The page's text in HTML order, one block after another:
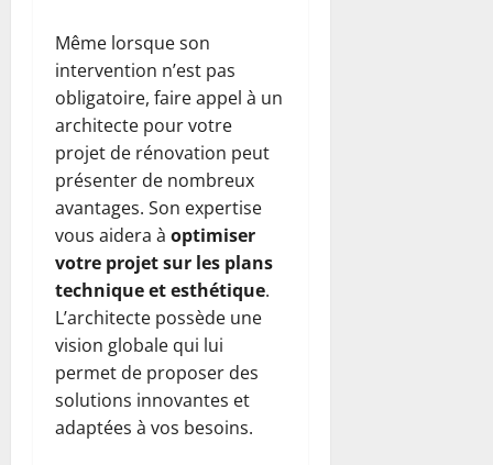
Même lorsque son
intervention n’est pas
obligatoire, faire appel à un
architecte pour votre
projet de rénovation peut
présenter de nombreux
avantages. Son expertise
vous aidera à optimiser
votre projet sur les plans
technique et esthétique.
L’architecte possède une
vision globale qui lui
permet de proposer des
solutions innovantes et
adaptées à vos besoins.